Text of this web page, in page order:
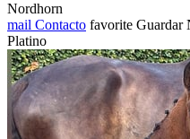
Nordhorn
mail Contacto favorite Guardar
Platino